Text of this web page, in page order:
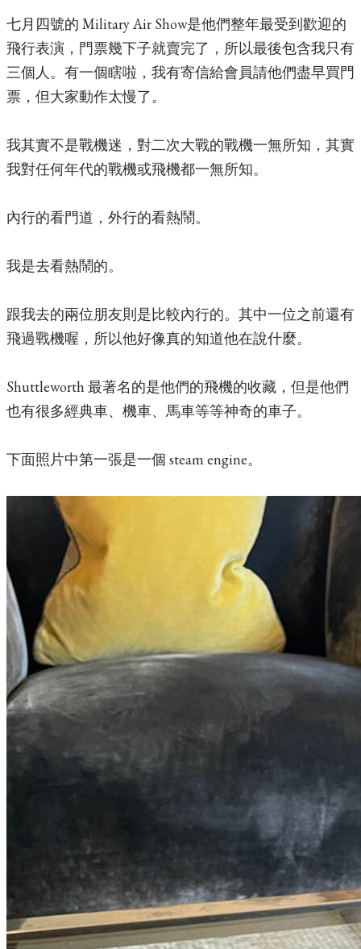
七月四號的 Military Air Show是他們整年最受到歡迎的
飛行表演，門票幾下子就賣完了，所以最後包含我只有
三個人。有一個瞎啦，我有寄信給會員請他們盡早買門
票，但大家動作太慢了。
我其實不是戰機迷，對二次大戰的戰機一無所知，其實
我對任何年代的戰機或飛機都一無所知。
內行的看門道，外行的看熱鬧。
我是去看熱鬧的。
跟我去的兩位朋友則是比較內行的。其中一位之前還有
飛過戰機喔，所以他好像真的知道他在說什麼。
Shuttleworth 最著名的是他們的飛機的收藏，但是他們
也有很多經典車、機車、馬車等等神奇的車子。
下面照片中第一張是一個 steam engine。